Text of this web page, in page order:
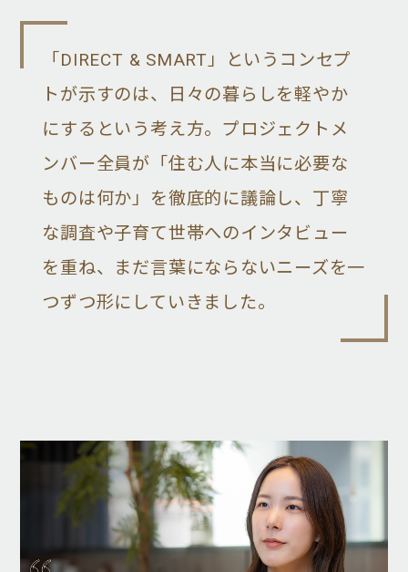
「DIRECT & SMART」というコンセプ
トが示すのは、日々の暮らしを軽やか
にするという考え方。プロジェクトメ
ンバー全員が「住む人に本当に必要な
ものは何か」を徹底的に議論し、丁寧
な調査や子育て世帯へのインタビュー
を重ね、まだ言葉にならないニーズを一
つずつ形にしていきました。